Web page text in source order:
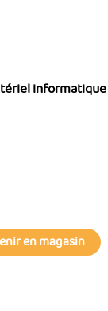
informatique
en magasin